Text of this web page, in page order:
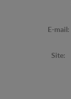
E-mail:
Site: